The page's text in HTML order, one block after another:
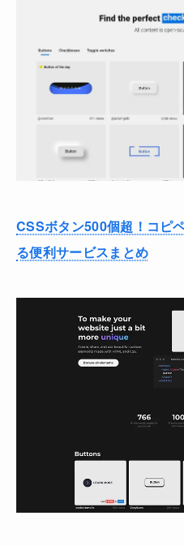
CSSボタン500個超！コピ
る便利サービスまとめ